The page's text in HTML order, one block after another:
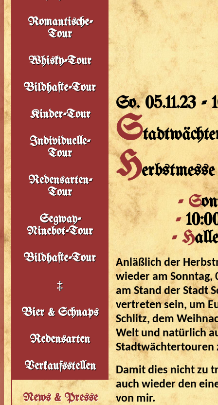
Romantische-
Tour
Whisky-Tour
Bildhafte-Tour
Kinder-Tour
Individuelle-
Tour
Redensarten-
Tour
Segway-
Ninebot-Tour
Bildhafte-Tour
‡
Bier & Schnaps
Redensarten
Verkaufsstellen
News & Presse
So. 05.11.23 -
S
H
- S
-
- H
Anläßlich der
wieder am Sonntag,
am Stand der Stadt
vertreten sein, um
Schlitz, dem
Welt und natürlich
Stadtwächtertouren
Damit dies nicht zu
auch wieder den
von mir.